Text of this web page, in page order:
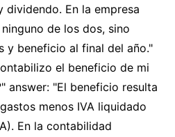
dividendo. En la empresa
de los dos, sino
y beneficio al final del año."
el beneficio de mi
answer: "El beneficio resulta
menos IVA liquidado
En la contabilidad